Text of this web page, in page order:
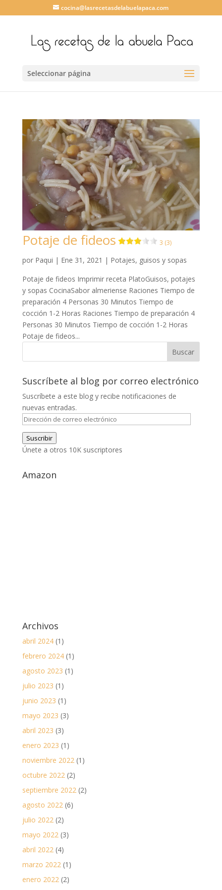
cocina@lasrecetasdelabuelapaca.com
Seleccionar página
Potaje de fideos 3 (3)
por Paqui | Ene 31, 2021 | Potajes, guisos y sopas
Potaje de fideos Imprimir receta PlatoGuisos, potajes
y sopas CocinaSabor almeriense Raciones Tiempo de
preparación 4 Personas 30 Minutos Tiempo de
cocción 1-2 Horas Raciones Tiempo de preparación 4
Personas 30 Minutos Tiempo de cocción 1-2 Horas
Potaje de fideos...
Suscríbete al blog por correo electrónico
Suscríbete a este blog y recibe notificaciones de
nuevas entradas.
Dirección
de
correo
electrónico
Suscribir
Únete a otros 10K suscriptores
Amazon
Archivos
abril 2024(1)
febrero 2024(1)
agosto 2023 (1)
julio 2023 (1)
junio 2023 (1)
mayo 2023 (3)
abril 2023 (3)
enero 2023 (1)
noviembre 2022(1)
octubre 2022(2)
septiembre 2022(2)
agosto 2022(6)
julio 2022(2)
mayo 2022(3)
abril 2022(4)
marzo 2022(1)
enero 2022(2)